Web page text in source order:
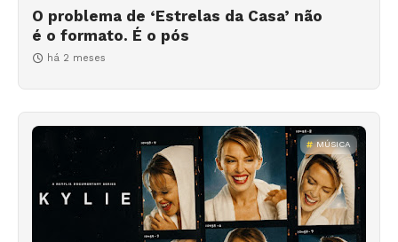
O problema de ‘Estrelas da Casa’ não
é o formato. É o pós
há 2 meses
MÚSICA